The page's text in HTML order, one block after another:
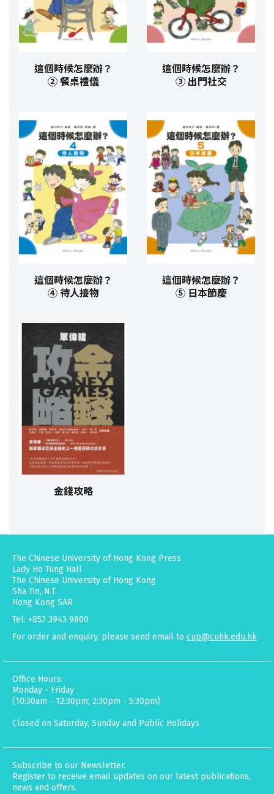
這個時候怎麼辦？
② 餐桌禮儀
這個時候怎麼辦？
③ 出門社交
這個時候怎麼辦？
④ 待人接物
這個時候怎麼辦？
⑤ 日本節慶
金錢攻略
The Chinese University of Hong Kong Press
Lady Ho Tung Hall
The Chinese University of Hong Kong
Sha Tin, N.T.
Hong Kong SAR
Tel: +852 3943 9800
For order and enquiry, please send email to cup@cuhk.edu.hk
Office Hours:
Monday - Friday
(10:30am - 12:30pm; 2:30pm - 5:30pm)
Closed on Saturday, Sunday and Public Holidays
Subscribe to our Newsletter.
Register to receive email updates on our latest publications,
news and offers.